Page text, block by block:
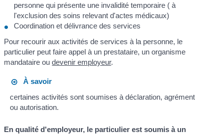
personne qui présente une invalidité temporaire ( à
l'exclusion des soins relevant d'actes médicaux)
Coordination et délivrance des services
Pour recourir aux activités de services à la personne, le
particulier peut faire appel à un prestataire, un organisme
mandataire oudevenir employeur.
À savoir
certaines activités sont soumises à déclaration, agrément
ou autorisation.
En qualité d'employeur, le particulier est soumis à un